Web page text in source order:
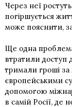
Через неї
погіршується
може пояснити,
Ще одна проблема
втратили доступ
тримали гроші
європейськими
допомогою
в самій Росії, де